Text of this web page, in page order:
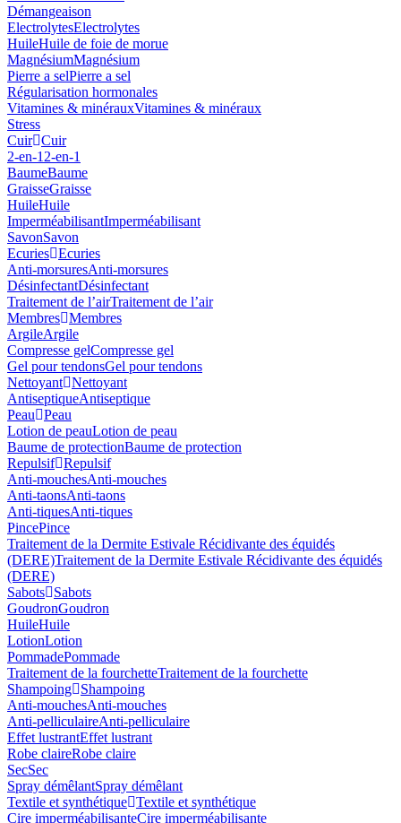
Démangeaison
ElectrolytesElectrolytes
HuileHuile de foie de morue
MagnésiumMagnésium
Pierre a selPierre a sel
Régularisation hormonales
Vitamines & minérauxVitamines & minéraux
Stress
Cuir Cuir
2-en-1 2-en-1
BaumeBaume
GraisseGraisse
HuileHuile
ImperméabilisantImperméabilisant
SavonSavon
Ecuries Ecuries
Anti-morsuresAnti-morsures
DésinfectantDésinfectant
Traitement de l’airTraitement de l’air
Membres Membres
ArgileArgile
Compresse gelCompresse gel
Gel pour tendonsGel pour tendons
Nettoyant Nettoyant
AntiseptiqueAntiseptique
Peau
Peau
Lotion de peauLotion de peau
Baume de protectionBaume de protection
Repulsif Repulsif
Anti-mouchesAnti-mouches
Anti-taonsAnti-taons
Anti-tiquesAnti-tiques
PincePince
Traitement de la Dermite Estivale Récidivante des équidés
(DERE)Traitement de la Dermite Estivale Récidivante des équidés
(DERE)
Sabots
Sabots
GoudronGoudron
HuileHuile
LotionLotion
PommadePommade
Traitement de la fourchetteTraitement de la fourchette
Shampoing
Shampoing
Anti-mouchesAnti-mouches
Anti-pelliculaireAnti-pelliculaire
Effet lustrantEffet lustrant
Robe claireRobe claire
SecSec
Spray démêlantSpray démêlant
Textile et synthétique Textile et synthétique
Cire imperméabilisanteCire imperméabilisante